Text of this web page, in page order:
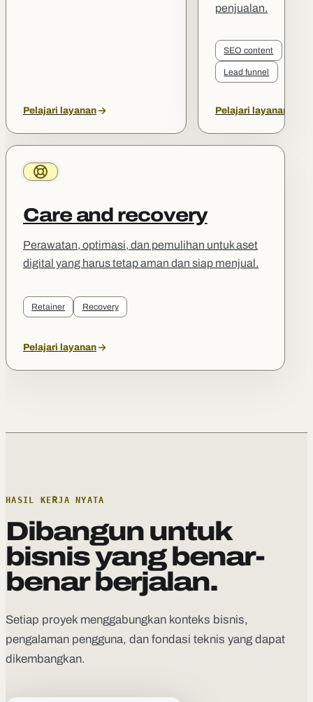
Pelajari layanan
penjualan.
SEO content
Lead funnel
Pelajari layanan
Care and recovery
Perawatan, optimasi, dan pemulihan untuk aset
digital yang harus tetap aman dan siap menjual.
Retainer Recovery
Pelajari layanan
HASIL KERJA NYATA
Dibangun untuk
bisnis yang benar-
benar berjalan.
Setiap proyek menggabungkan konteks bisnis,
pengalaman pengguna, dan fondasi teknis yang dapat
dikembangkan.